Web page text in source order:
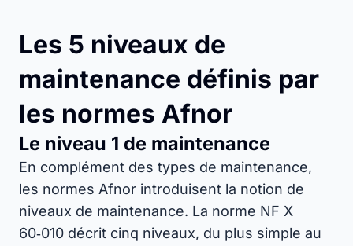
Les 5 niveaux de
maintenance définis par
les normes Afnor
Le niveau 1 de maintenance
En complément des types de maintenance,
les normes Afnor introduisent la notion de
niveaux de maintenance. La norme NF X
60‑010 décrit cinq niveaux, du plus simple au